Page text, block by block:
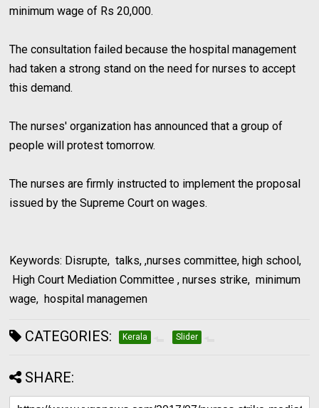
minimum wage of Rs 20,000.
The consultation failed because the hospital management
had taken a strong stand on the need for nurses to accept
this demand.
The nurses' organization has announced that a group of
people will protest tomorrow.
The nurses are firmly instructed to implement the proposal
issued by the Supreme Court on wages.
Keywords: Disrupte, talks, ,nurses committee, high school,
High Court Mediation Committee , nurses strike, minimum
wage, hospital managemen
CATEGORIES: Kerala Slider
SHARE: